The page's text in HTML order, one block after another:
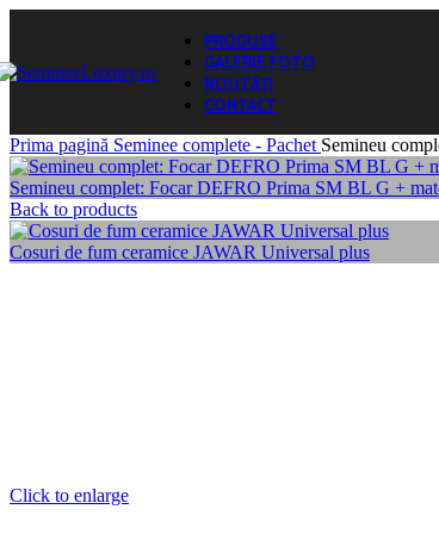
PRODUSE
GALERIE FOTO
NOUTĂȚI
CONTACT
Prima pagină Seminee complete - Pachet Semineu
Semineu complet: Focar DEFRO Prima SM BL G +
Back to products
Cosuri de fum ceramice JAWAR Universal plus
Click to enlarge